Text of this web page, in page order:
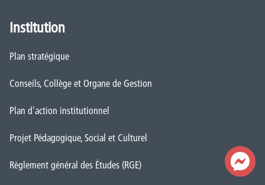
Institution
Plan stratégique
Conseils, Collège et Organe de Gestion
Plan d'action institutionnel
Projet Pédagogique, Social et Culturel
Règlement général des Études (RGE)